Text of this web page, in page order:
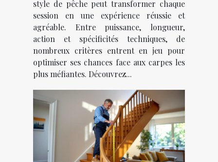
style de pêche peut transformer chaque
session en une expérience réussie et
agréable. Entre puissance, longueur,
action et spécificités techniques, de
nombreux critères entrent en jeu pour
optimiser ses chances face aux carpes les
plus méfiantes. Découvrez...